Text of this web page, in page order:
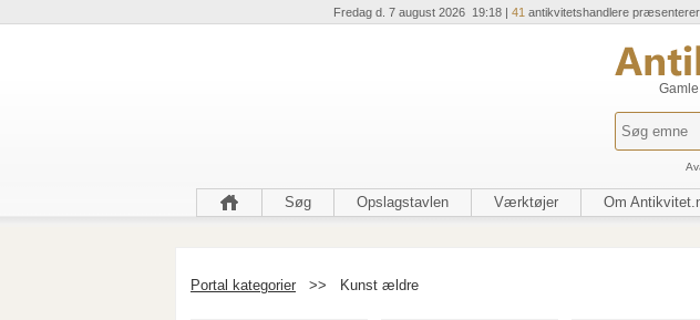
Fredag d. 7 august 2026 19:18 | 41 antikvitetshandlere
Søg Opslagstavlen Værktøjer Om
Portal kategorier >> Kunst ældre